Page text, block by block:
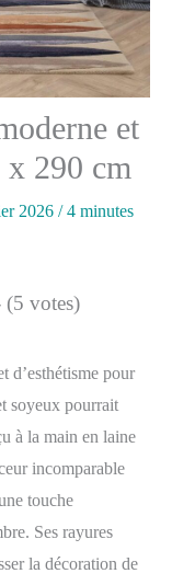
et
290 cm
2026 /4 minutes
(5 votes)
d’esthétisme pour
soyeux pourrait
à la main en laine
incomparable
touche
Ses rayures
la décoration de